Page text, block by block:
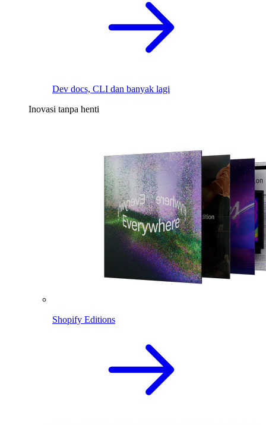
Dev docs, CLI dan banyak lagi
Inovasi tanpa henti
Shopify Editions